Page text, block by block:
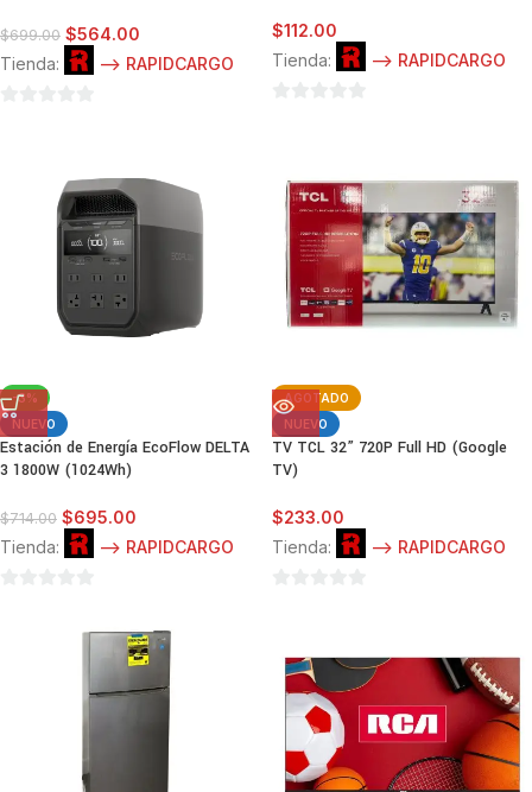
$699.00 $564.00
Tienda:
--> RAPIDCARGO
$112.00
Tienda:
--> RAPIDCARGO
-3%
NUEVO
Estación de Energía EcoFlow DELTA
3 1800W (1024Wh)
$714.00 $695.00
Tienda:
--> RAPIDCARGO
AGOTADO
NUEVO
TV TCL 32” 720P Full HD (Google
TV)
$233.00
Tienda:
--> RAPIDCARGO